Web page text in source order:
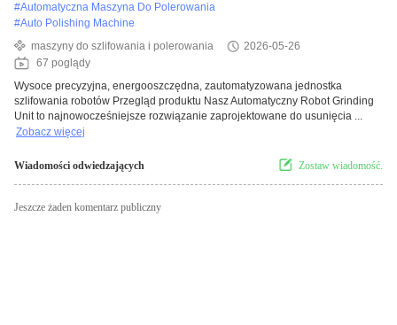
#Automatyczna Maszyna Do Polerowania
#Auto Polishing Machine
maszyny do szlifowania i polerowania
2026-05-26
67 poglądy
Wysoce precyzyjna, energooszczędna, zautomatyzowana jednostka
szlifowania robotów Przegląd produktu Nasz Automatyczny Robot Grinding
Unit to najnowocześniejsze rozwiązanie zaprojektowane do usunięcia ...
Zobacz więcej
Wiadomości odwiedzających Zostaw wiadomość.
Jeszcze żaden komentarz publiczny